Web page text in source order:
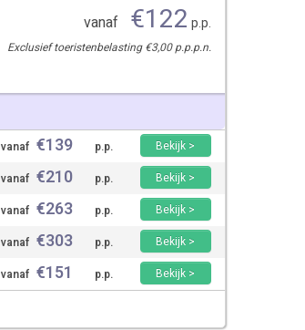
vanaf €122 p.p.
Exclusief toeristenbelasting €3,00 p.p.p.n.
vanaf €139 p.p.
Bekijk >
vanaf €210 p.p.
Bekijk >
vanaf €263 p.p.
Bekijk >
vanaf €303 p.p.
Bekijk >
vanaf €151 p.p. Bekijk >